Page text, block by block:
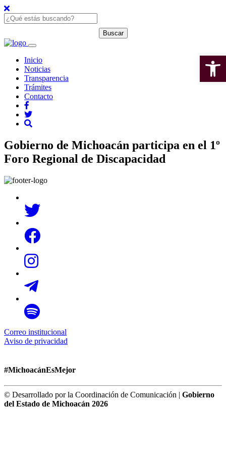
Inicio
Noticias
Transparencia
Trámites
Contacto
Gobierno de Michoacán participa en el 1º
Foro Regional de Discapacidad
Correo institucional
Aviso de privacidad
#MichoacánEsMejor
© Desarrollado por la Coordinación de Comunicación | Gobierno
del Estado de Michoacán 2026